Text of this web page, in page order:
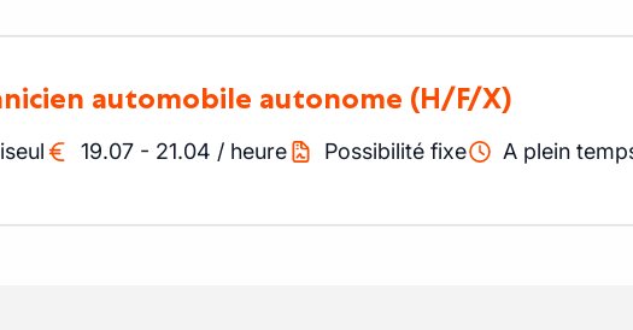
automobile autonome (H/F/X)
19.07 - 21.04 / heure Possibilité fixe A plein